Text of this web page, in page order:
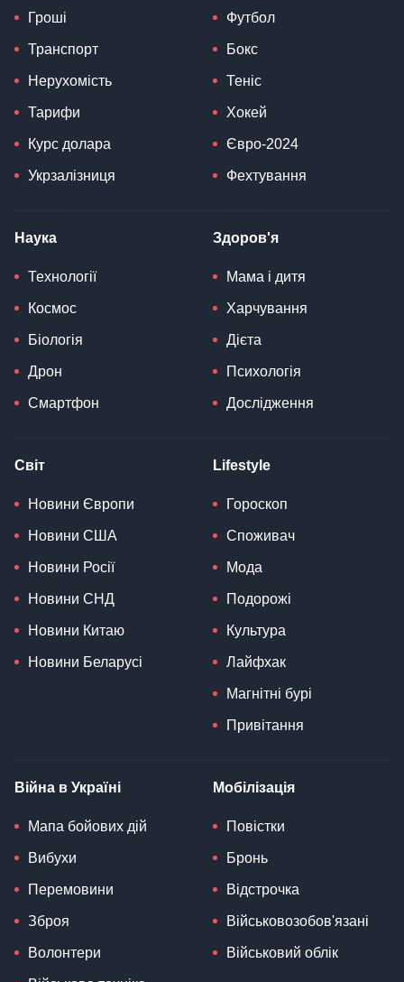
Гроші
Транспорт
Нерухомість
Тарифи
Курс долара
Укрзалізниця
Футбол
Бокс
Теніс
Хокей
Євро-2024
Фехтування
Наука
Технології
Космос
Біологія
Дрон
Смартфон
Здоров'я
Мама і дитя
Харчування
Дієта
Психологія
Дослідження
Світ
Новини Європи
Новини США
Новини Росії
Новини СНД
Новини Китаю
Новини Беларусі
Lifestyle
Гороскоп
Споживач
Мода
Подорожі
Культура
Лайфхак
Магнітні бурі
Привітання
Війна в Україні
Мапа бойових дій
Вибухи
Перемовини
Зброя
Волонтери
Мобілізація
Повістки
Бронь
Відстрочка
Військовозобов'язані
Військовий облік